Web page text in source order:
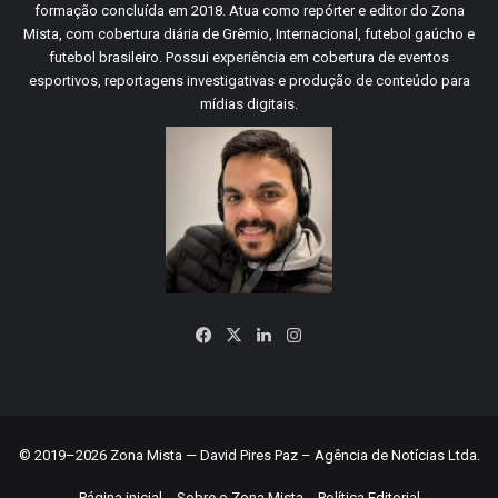
formação concluída em 2018. Atua como repórter e editor do Zona
Mista, com cobertura diária de Grêmio, Internacional, futebol gaúcho e
futebol brasileiro. Possui experiência em cobertura de eventos
esportivos, reportagens investigativas e produção de conteúdo para
mídias digitais.
Facebook
X LinkedinInstagram
© 2019–2026 Zona Mista — David Pires Paz – Agência de Notícias Ltda.